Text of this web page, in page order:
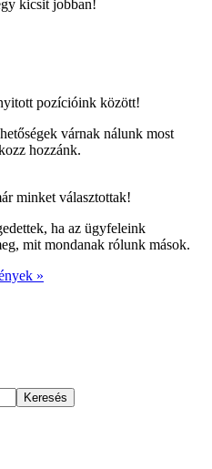
kicsit jobban!
pozícióink között!
várnak nálunk most
hozzánk.
minket választottak!
ha az ügyfeleink
mit mondanak rólunk mások.
»
Keresés